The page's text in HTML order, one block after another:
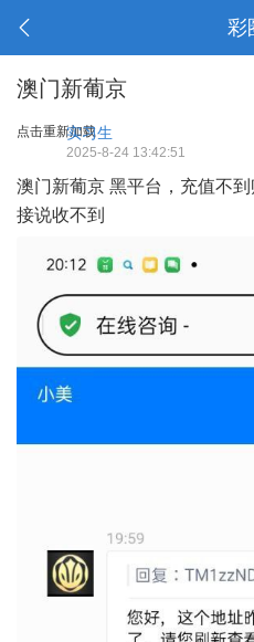
彩
澳门新葡京
点击重新加载
实习生
2025-8-24 13:42:51
澳门新葡京 黑平台，充值不
接说收不到